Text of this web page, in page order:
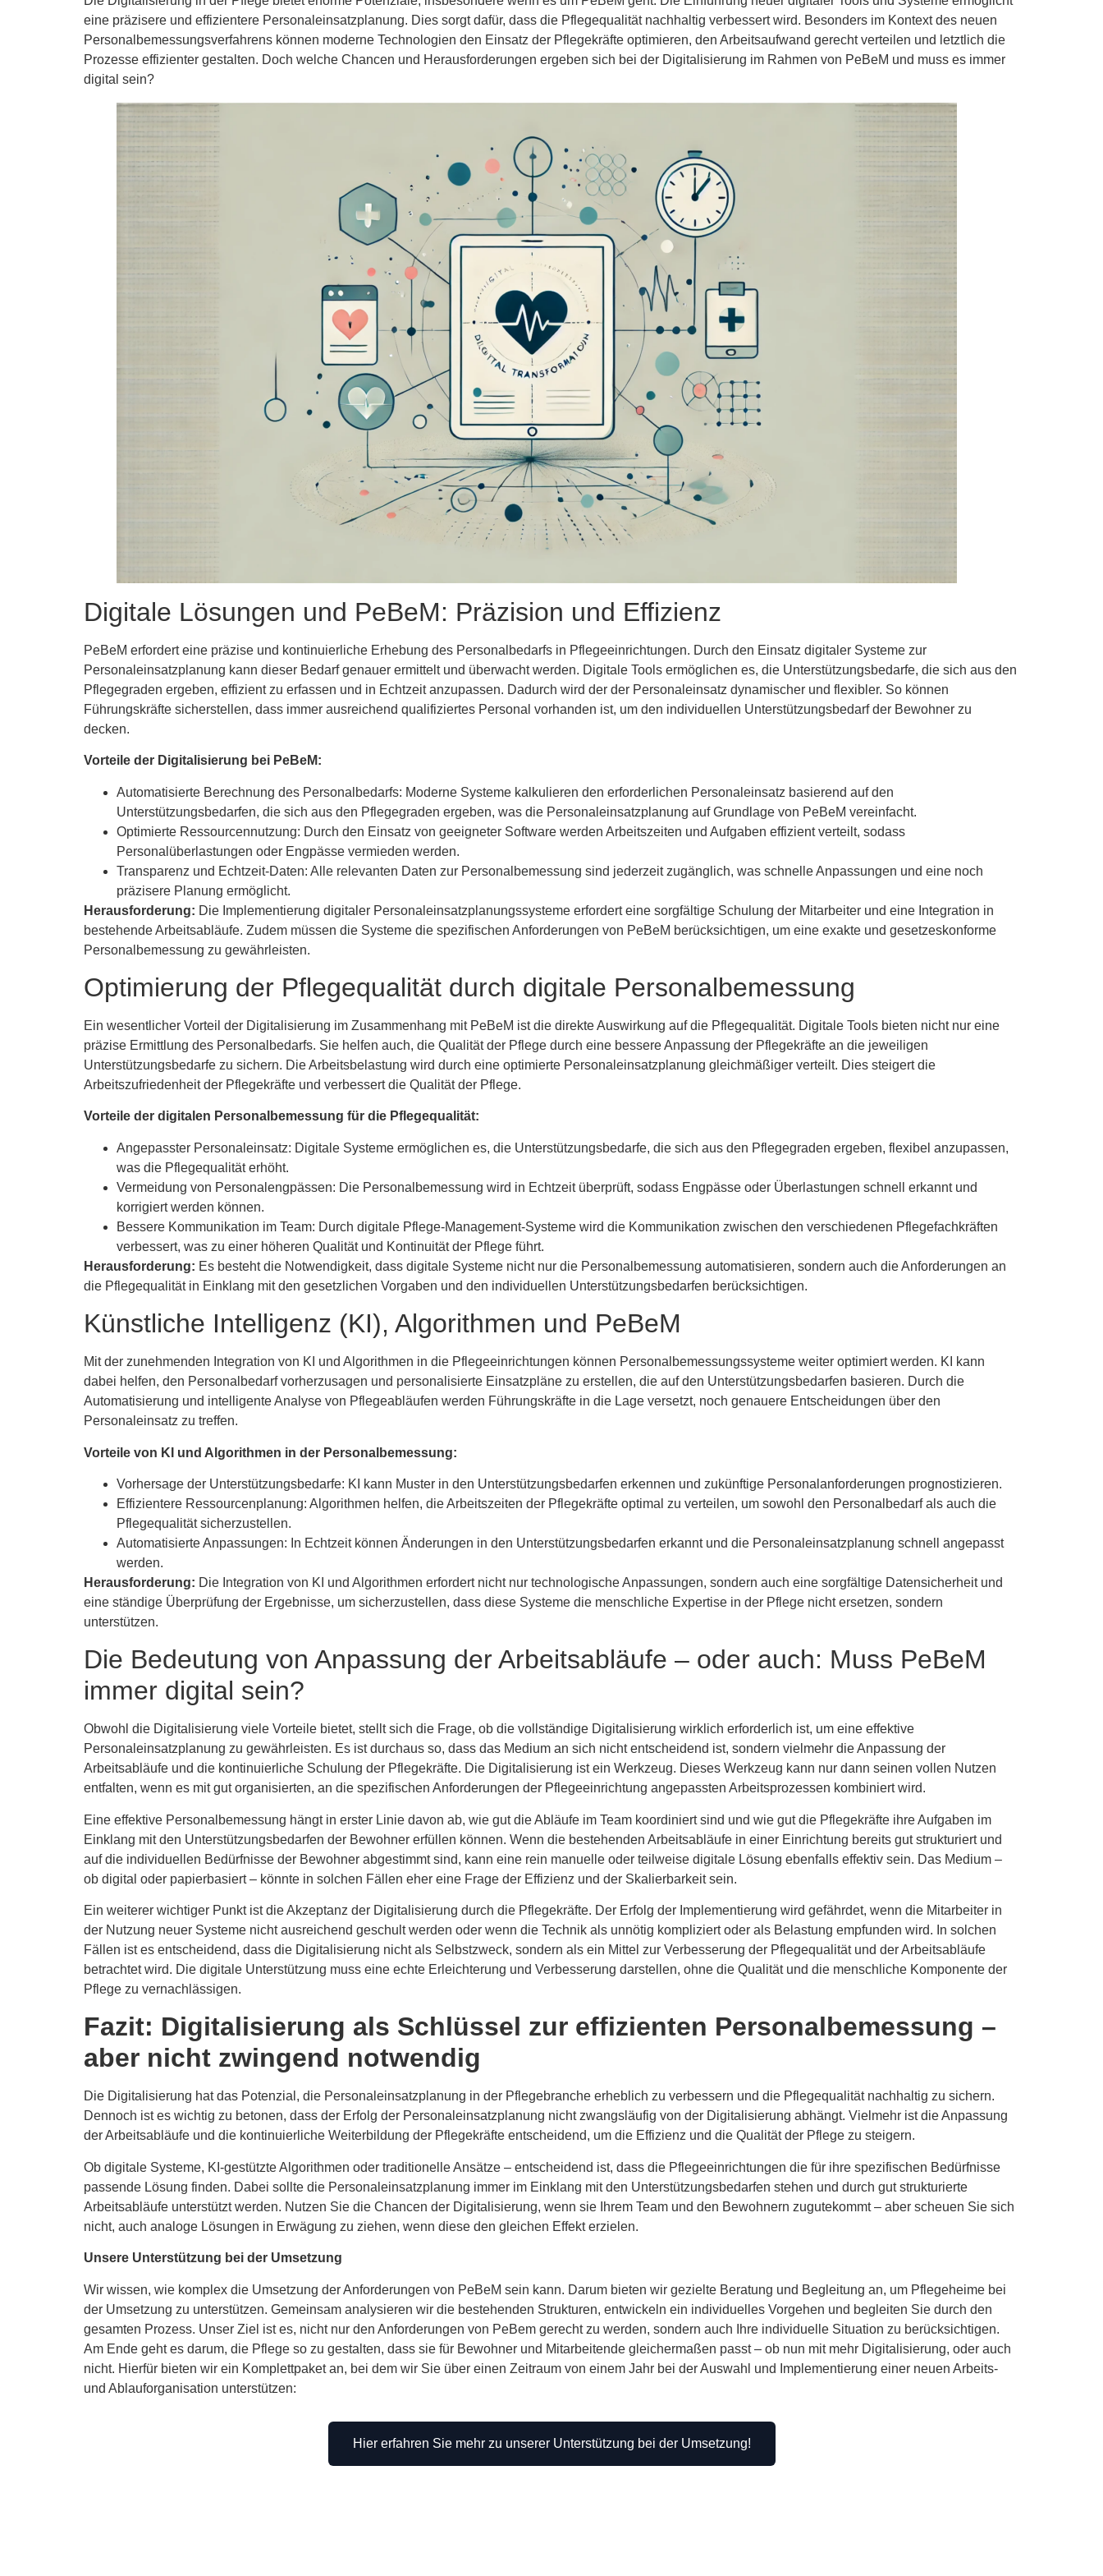
eine präzisere und effizientere Personaleinsatzplanung. Dies sorgt dafür, dass die Pflegequalität nachhaltig verbessert wird. Besonders im Kontext des neuen
Personalbemessungsverfahrens können moderne Technologien den Einsatz der Pflegekräfte optimieren, den Arbeitsaufwand gerecht verteilen und letztlich die
Prozesse effizienter gestalten. Doch welche Chancen und Herausforderungen ergeben sich bei der Digitalisierung im Rahmen von PeBeM und muss es immer
digital sein?
Digitale Lösungen und PeBeM: Präzision und Effizienz
PeBeM erfordert eine präzise und kontinuierliche Erhebung des Personalbedarfs in Pflegeeinrichtungen. Durch den Einsatz digitaler Systeme zur
Personaleinsatzplanung kann dieser Bedarf genauer ermittelt und überwacht werden. Digitale Tools ermöglichen es, die Unterstützungsbedarfe, die sich aus den
Pflegegraden ergeben, effizient zu erfassen und in Echtzeit anzupassen. Dadurch wird der der Personaleinsatz dynamischer und flexibler. So können
Führungskräfte sicherstellen, dass immer ausreichend qualifiziertes Personal vorhanden ist, um den individuellen Unterstützungsbedarf der Bewohner zu
decken.
Vorteile der Digitalisierung bei PeBeM:
Automatisierte Berechnung des Personalbedarfs: Moderne Systeme kalkulieren den erforderlichen Personaleinsatz basierend auf den
Unterstützungsbedarfen, die sich aus den Pflegegraden ergeben, was die Personaleinsatzplanung auf Grundlage von PeBeM vereinfacht.
Optimierte Ressourcennutzung: Durch den Einsatz von geeigneter Software werden Arbeitszeiten und Aufgaben effizient verteilt, sodass
Personalüberlastungen oder Engpässe vermieden werden.
Transparenz und Echtzeit-Daten: Alle relevanten Daten zur Personalbemessung sind jederzeit zugänglich, was schnelle Anpassungen und eine noch
präzisere Planung ermöglicht.
Herausforderung: Die Implementierung digitaler Personaleinsatzplanungssysteme erfordert eine sorgfältige Schulung der Mitarbeiter und eine Integration in
bestehende Arbeitsabläufe. Zudem müssen die Systeme die spezifischen Anforderungen von PeBeM berücksichtigen, um eine exakte und gesetzeskonforme
Personalbemessung zu gewährleisten.
Optimierung der Pflegequalität durch digitale Personalbemessung
Ein wesentlicher Vorteil der Digitalisierung im Zusammenhang mit PeBeM ist die direkte Auswirkung auf die Pflegequalität. Digitale Tools bieten nicht nur eine
präzise Ermittlung des Personalbedarfs. Sie helfen auch, die Qualität der Pflege durch eine bessere Anpassung der Pflegekräfte an die jeweiligen
Unterstützungsbedarfe zu sichern. Die Arbeitsbelastung wird durch eine optimierte Personaleinsatzplanung gleichmäßiger verteilt. Dies steigert die
Arbeitszufriedenheit der Pflegekräfte und verbessert die Qualität der Pflege.
Vorteile der digitalen Personalbemessung für die Pflegequalität:
Angepasster Personaleinsatz: Digitale Systeme ermöglichen es, die Unterstützungsbedarfe, die sich aus den Pflegegraden ergeben, flexibel anzupassen,
was die Pflegequalität erhöht.
Vermeidung von Personalengpässen: Die Personalbemessung wird in Echtzeit überprüft, sodass Engpässe oder Überlastungen schnell erkannt und
korrigiert werden können.
Bessere Kommunikation im Team: Durch digitale Pflege-Management-Systeme wird die Kommunikation zwischen den verschiedenen Pflegefachkräften
verbessert, was zu einer höheren Qualität und Kontinuität der Pflege führt.
Herausforderung: Es besteht die Notwendigkeit, dass digitale Systeme nicht nur die Personalbemessung automatisieren, sondern auch die Anforderungen an
die Pflegequalität in Einklang mit den gesetzlichen Vorgaben und den individuellen Unterstützungsbedarfen berücksichtigen.
Künstliche Intelligenz (KI), Algorithmen und PeBeM
Mit der zunehmenden Integration von KI und Algorithmen in die Pflegeeinrichtungen können Personalbemessungssysteme weiter optimiert werden. KI kann
dabei helfen, den Personalbedarf vorherzusagen und personalisierte Einsatzpläne zu erstellen, die auf den Unterstützungsbedarfen basieren. Durch die
Automatisierung und intelligente Analyse von Pflegeabläufen werden Führungskräfte in die Lage versetzt, noch genauere Entscheidungen über den
Personaleinsatz zu treffen.
Vorteile von KI und Algorithmen in der Personalbemessung:
Vorhersage der Unterstützungsbedarfe: KI kann Muster in den Unterstützungsbedarfen erkennen und zukünftige Personalanforderungen prognostizieren.
Effizientere Ressourcenplanung: Algorithmen helfen, die Arbeitszeiten der Pflegekräfte optimal zu verteilen, um sowohl den Personalbedarf als auch die
Pflegequalität sicherzustellen.
Automatisierte Anpassungen: In Echtzeit können Änderungen in den Unterstützungsbedarfen erkannt und die Personaleinsatzplanung schnell angepasst
werden.
Herausforderung: Die Integration von KI und Algorithmen erfordert nicht nur technologische Anpassungen, sondern auch eine sorgfältige Datensicherheit und
eine ständige Überprüfung der Ergebnisse, um sicherzustellen, dass diese Systeme die menschliche Expertise in der Pflege nicht ersetzen, sondern
unterstützen.
Die Bedeutung von Anpassung der Arbeitsabläufe – oder auch: Muss PeBeM
immer digital sein?
Obwohl die Digitalisierung viele Vorteile bietet, stellt sich die Frage, ob die vollständige Digitalisierung wirklich erforderlich ist, um eine effektive
Personaleinsatzplanung zu gewährleisten. Es ist durchaus so, dass das Medium an sich nicht entscheidend ist, sondern vielmehr die Anpassung der
Arbeitsabläufe und die kontinuierliche Schulung der Pflegekräfte. Die Digitalisierung ist ein Werkzeug. Dieses Werkzeug kann nur dann seinen vollen Nutzen
entfalten, wenn es mit gut organisierten, an die spezifischen Anforderungen der Pflegeeinrichtung angepassten Arbeitsprozessen kombiniert wird.
Eine effektive Personalbemessung hängt in erster Linie davon ab, wie gut die Abläufe im Team koordiniert sind und wie gut die Pflegekräfte ihre Aufgaben im
Einklang mit den Unterstützungsbedarfen der Bewohner erfüllen können. Wenn die bestehenden Arbeitsabläufe in einer Einrichtung bereits gut strukturiert und
auf die individuellen Bedürfnisse der Bewohner abgestimmt sind, kann eine rein manuelle oder teilweise digitale Lösung ebenfalls effektiv sein. Das Medium –
ob digital oder papierbasiert – könnte in solchen Fällen eher eine Frage der Effizienz und der Skalierbarkeit sein.
Ein weiterer wichtiger Punkt ist die Akzeptanz der Digitalisierung durch die Pflegekräfte. Der Erfolg der Implementierung wird gefährdet, wenn die Mitarbeiter in
der Nutzung neuer Systeme nicht ausreichend geschult werden oder wenn die Technik als unnötig kompliziert oder als Belastung empfunden wird. In solchen
Fällen ist es entscheidend, dass die Digitalisierung nicht als Selbstzweck, sondern als ein Mittel zur Verbesserung der Pflegequalität und der Arbeitsabläufe
betrachtet wird. Die digitale Unterstützung muss eine echte Erleichterung und Verbesserung darstellen, ohne die Qualität und die menschliche Komponente der
Pflege zu vernachlässigen.
Fazit: Digitalisierung als Schlüssel zur effizienten Personalbemessung –
aber nicht zwingend notwendig
Die Digitalisierung hat das Potenzial, die Personaleinsatzplanung in der Pflegebranche erheblich zu verbessern und die Pflegequalität nachhaltig zu sichern.
Dennoch ist es wichtig zu betonen, dass der Erfolg der Personaleinsatzplanung nicht zwangsläufig von der Digitalisierung abhängt. Vielmehr ist die Anpassung
der Arbeitsabläufe und die kontinuierliche Weiterbildung der Pflegekräfte entscheidend, um die Effizienz und die Qualität der Pflege zu steigern.
Ob digitale Systeme, KI-gestützte Algorithmen oder traditionelle Ansätze – entscheidend ist, dass die Pflegeeinrichtungen die für ihre spezifischen Bedürfnisse
passende Lösung finden. Dabei sollte die Personaleinsatzplanung immer im Einklang mit den Unterstützungsbedarfen stehen und durch gut strukturierte
Arbeitsabläufe unterstützt werden. Nutzen Sie die Chancen der Digitalisierung, wenn sie Ihrem Team und den Bewohnern zugutekommt – aber scheuen Sie sich
nicht, auch analoge Lösungen in Erwägung zu ziehen, wenn diese den gleichen Effekt erzielen.
Unsere Unterstützung bei der Umsetzung
Wir wissen, wie komplex die Umsetzung der Anforderungen von PeBeM sein kann. Darum bieten wir gezielte Beratung und Begleitung an, um Pflegeheime bei
der Umsetzung zu unterstützen. Gemeinsam analysieren wir die bestehenden Strukturen, entwickeln ein individuelles Vorgehen und begleiten Sie durch den
gesamten Prozess. Unser Ziel ist es, nicht nur den Anforderungen von PeBem gerecht zu werden, sondern auch Ihre individuelle Situation zu berücksichtigen.
Am Ende geht es darum, die Pflege so zu gestalten, dass sie für Bewohner und Mitarbeitende gleichermaßen passt – ob nun mit mehr Digitalisierung, oder auch
nicht. Hierfür bieten wir ein Komplettpaket an, bei dem wir Sie über einen Zeitraum von einem Jahr bei der Auswahl und Implementierung einer neuen Arbeits-
und Ablauforganisation unterstützen:
Hier erfahren Sie mehr zu unserer Unterstützung bei der Umsetzung!